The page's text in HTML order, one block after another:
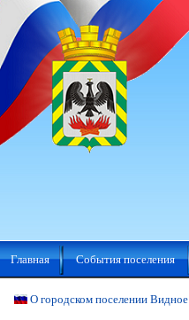
Главная События поселения
О городском поселении Видное